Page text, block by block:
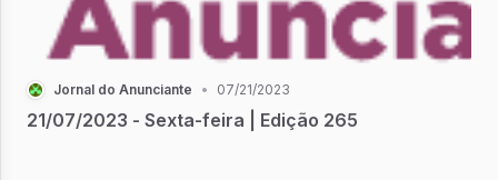
Jornal do Anunciante • 07/21/2023
21/07/2023 - Sexta-feira | Edição 265